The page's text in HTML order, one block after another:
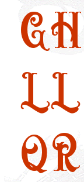
GH
LL
QR